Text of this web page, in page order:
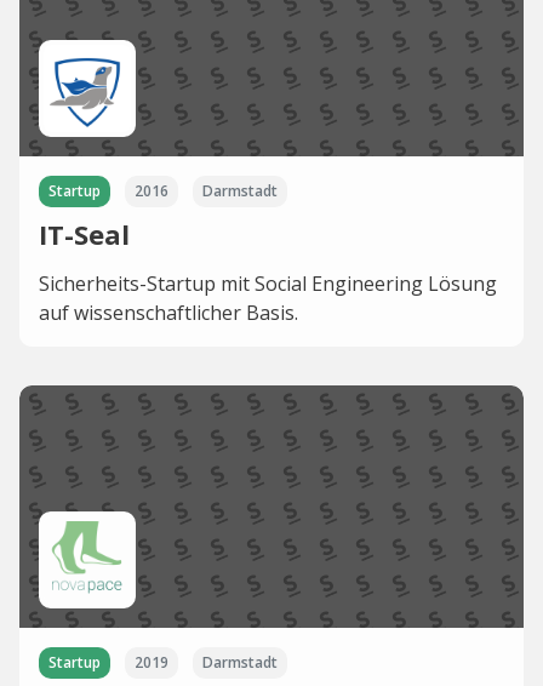
Startup 2016 Darmstadt
IT-Seal
Sicherheits-Startup mit Social Engineering Lösung
auf wissenschaftlicher Basis.
Startup 2019 Darmstadt